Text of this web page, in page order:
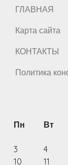
ГЛАВНАЯ
Карта сайта
КОНТАКТЫ
Политика
Пн Вт
3
4
10
11